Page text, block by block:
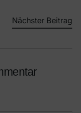
Nächster Beitrag